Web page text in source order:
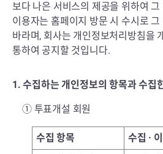
보다 나은 서비스의 제공을 위하여
이용자는 홈페이지 방문 시 수시로 그
바라며, 회사는 개인정보처리방침을
통하여 공지할 것입니다.
1. 수집하는 개인정보의 항목과 수집
① 투표개설 회원
수집 항목
수집 ·